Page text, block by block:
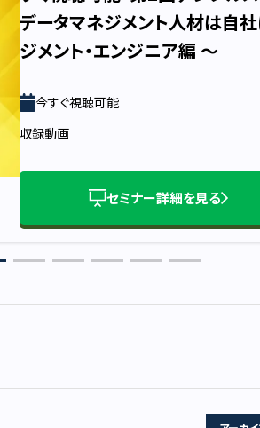
データマネジメント人材は自
ジメント・エンジニア編 ～
今すぐ視聴可能
収録動画
セミナー詳細を見る